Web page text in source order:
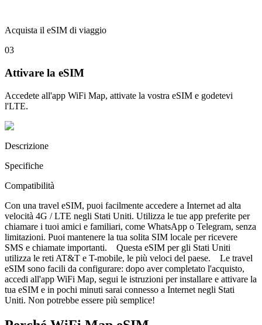
Acquista il eSIM di viaggio
03
Attivare la eSIM
Accedete all'app WiFi Map, attivate la vostra eSIM e godetevi
l'LTE.
Descrizione
Specifiche
Compatibilità
Con una travel eSIM, puoi facilmente accedere a Internet ad alta
velocità 4G / LTE negli Stati Uniti. Utilizza le tue app preferite per
chiamare i tuoi amici e familiari, come WhatsApp o Telegram, senza
limitazioni. Puoi mantenere la tua solita SIM locale per ricevere
SMS e chiamate importanti. Questa eSIM per gli Stati Uniti
utilizza le reti AT&T e T-mobile, le più veloci del paese. Le travel
eSIM sono facili da configurare: dopo aver completato l'acquisto,
accedi all'app WiFi Map, segui le istruzioni per installare e attivare la
tua eSIM e in pochi minuti sarai connesso a Internet negli Stati
Uniti. Non potrebbe essere più semplice!